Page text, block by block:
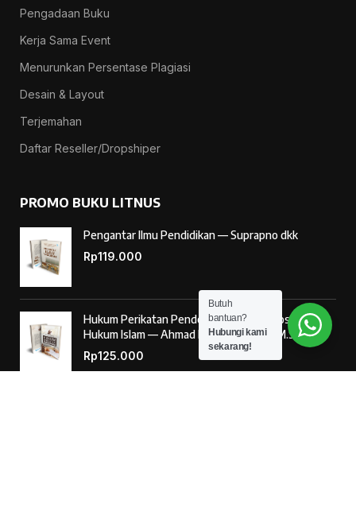
Pengadaan Buku
Kerja Sama Event
Menurunkan Persentase Plagiasi
Desain & Layout
Terjemahan
Daftar Reseller/Dropshiper
PROMO BUKU LITNUS
Pengantar Ilmu Pendidikan — Suprapno dkk
Rp119.000
Hukum Perikatan Pendekatan Hukum Positif dan
Hukum Islam — Ahmad Musadad, S.H.I., M.S.I.
Rp125.000
Butuh
bantuan?
Hubungi kami
sekarang!